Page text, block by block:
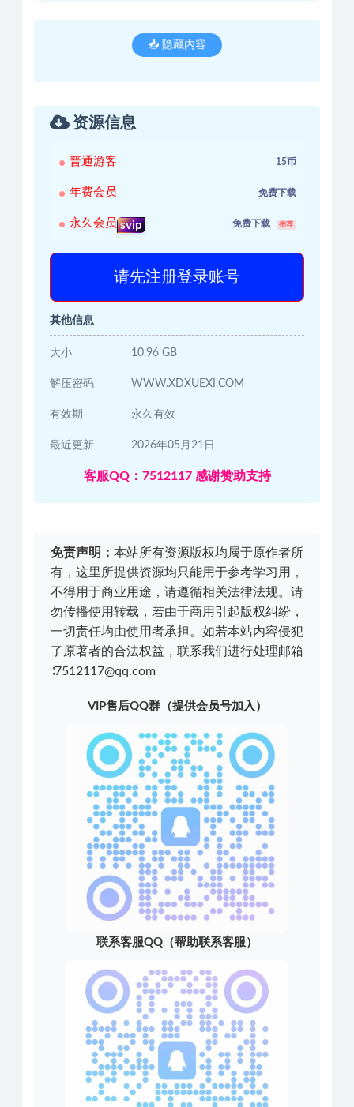
📥 隐藏内容
资源信息
普通游客 15币
年费会员 免费下载
永久会员 svip 免费下载 推荐
请先注册登录账号
其他信息
大小 10.96 GB
解压密码 WWW.XDXUEXI.COM
有效期 永久有效
最近更新 2026年05月21日
客服QQ：7512117 感谢赞助支持
免责声明： 本站所有资源版权均属于原作者所
有，这里所提供资源均只能用于参考学习用，
不得用于商业用途，请遵循相关法律法规。请
勿传播使用转载，若由于商用引起版权纠纷，
一切责任均由使用者承担。如若本站内容侵犯
了原著者的合法权益，联系我们进行处理邮箱
∶7512117@qq.com
VIP售后QQ群（提供会员号加入）
联系客服QQ（帮助联系客服）